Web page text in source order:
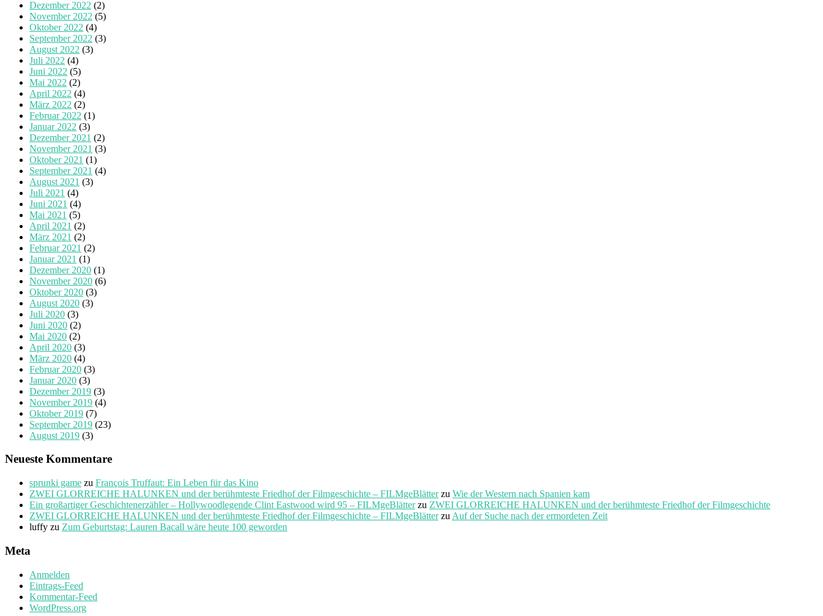
Dezember 2022 (2)
November 2022 (5)
Oktober 2022 (4)
September 2022 (3)
August 2022 (3)
Juli 2022 (4)
Juni 2022 (5)
Mai 2022 (2)
April 2022 (4)
März 2022 (2)
Februar 2022 (1)
Januar 2022 (3)
Dezember 2021 (2)
November 2021 (3)
Oktober 2021 (1)
September 2021 (4)
August 2021 (3)
Juli 2021 (4)
Juni 2021 (4)
Mai 2021 (5)
April 2021 (2)
März 2021 (2)
Februar 2021 (2)
Januar 2021 (1)
Dezember 2020 (1)
November 2020 (6)
Oktober 2020 (3)
August 2020 (3)
Juli 2020 (3)
Juni 2020 (2)
Mai 2020 (2)
April 2020 (3)
März 2020 (4)
Februar 2020 (3)
Januar 2020 (3)
Dezember 2019 (3)
November 2019 (4)
Oktober 2019 (7)
September 2019 (23)
August 2019 (3)
Neueste Kommentare
sprunki game zu François Truffaut: Ein Leben für das Kino
ZWEI GLORREICHE HALUNKEN und der berühmteste Friedhof der Filmgeschichte – FILMgeBlätterzu Wie der Western nach Spanien kam
Ein großartiger Geschichtenerzähler – Hollywoodlegende Clint Eastwood wird 95 – FILMgeBlätterzu ZWEI GLORREICHE HALUNKEN und der berühmteste Friedhof der Filmgeschichte
ZWEI GLORREICHE HALUNKEN und der berühmteste Friedhof der Filmgeschichte – FILMgeBlätterzu Auf der Suche nach der ermordeten Zeit
luffy zu Zum Geburtstag: Lauren Bacall wäre heute 100 geworden
Meta
Anmelden
Eintrags-Feed
Kommentar-Feed
WordPress.org